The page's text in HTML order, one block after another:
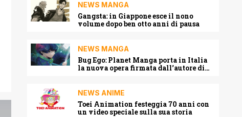
NEWS MANGA
Gangsta: in Giappone esce il nono
volume dopo ben otto anni di pausa
NEWS MANGA
Bug Ego: Planet Manga porta in Italia
la nuova opera firmata dall’autore di
NEWS ANIME
Toei Animation festeggia 70 anni con
un video speciale sulla sua storia